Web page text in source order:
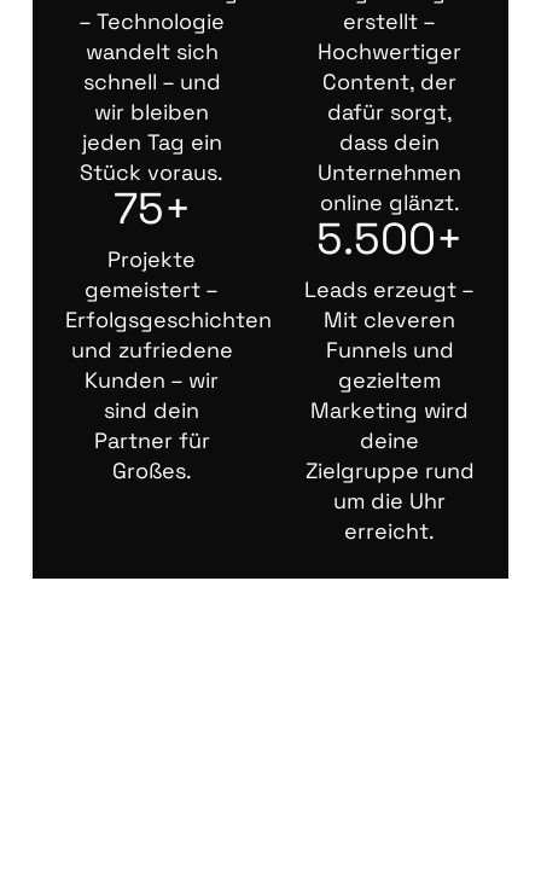
– Technologie
wandelt sich
schnell – und
wir bleiben
jeden Tag ein
Stück voraus.
75+
Projekte
gemeistert –
Erfolgsgeschichten
und zufriedene
Kunden – wir
sind dein
Partner für
Großes.
erstellt –
Hochwertiger
Content, der
dafür sorgt,
dass dein
Unternehmen
online glänzt.
5.500+
Leads erzeugt –
Mit cleveren
Funnels und
gezieltem
Marketing wird
deine
Zielgruppe rund
um die Uhr
erreicht.